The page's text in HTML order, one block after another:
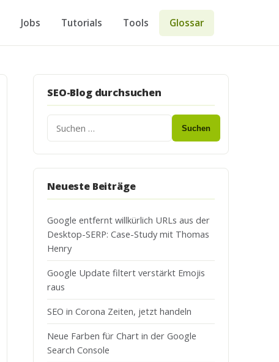
Jobs Tutorials Tools Glossar
SEO-Blog durchsuchen
Suchen
Neueste Beiträge
Google entfernt willkürlich URLs aus der
Desktop-SERP: Case-Study mit Thomas
Henry
Google Update filtert verstärkt Emojis
raus
SEO in Corona Zeiten, jetzt handeln
Neue Farben für Chart in der Google
Search Console